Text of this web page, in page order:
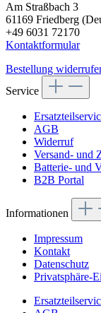
Am Straßbach 3
61169 Friedberg
+49 6031 72170
Kontaktformular
Bestellung
Service
AGB
Widerruf
Versand- und
Batterie- und
B2B Portal
Informationen
Impressum
Kontakt
Datenschutz
Privatsphäre-